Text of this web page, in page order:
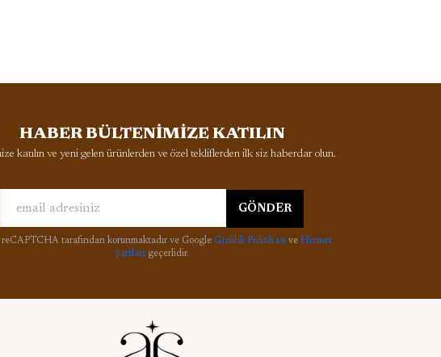
HABER BÜLTENİMİZE KATILIN
katılın ve yeni gelen ürünlerden ve özel tekliflerden ilk siz haberdar olun.
GÖNDER
reCAPTCHA tarafından korunmaktadır ve Google Gizlilik Politikasıve Hizmet
Şartları geçerlidir.